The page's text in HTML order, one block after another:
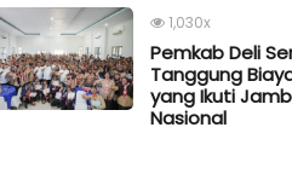
1,030x
Pemkab Deli
Tanggung
yang Ikuti
Nasional